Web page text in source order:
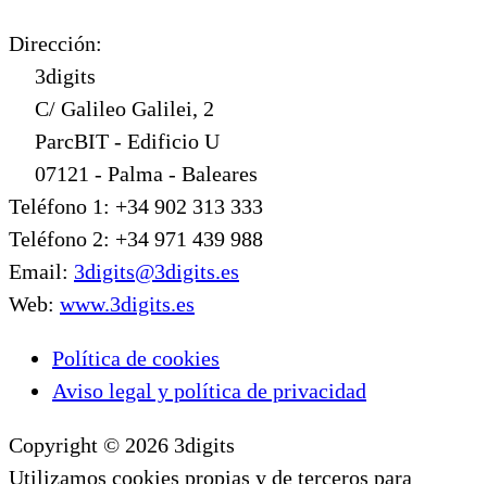
Dirección:
3digits
C/ Galileo Galilei, 2
ParcBIT - Edificio U
07121 - Palma - Baleares
Teléfono 1: +34 902 313 333
Teléfono 2: +34 971 439 988
Email: 3digits@3digits.es
Web: www.3digits.es
Política de cookies
Aviso legal y política de privacidad
Copyright © 2026 3digits
Utilizamos cookies propias y de terceros para